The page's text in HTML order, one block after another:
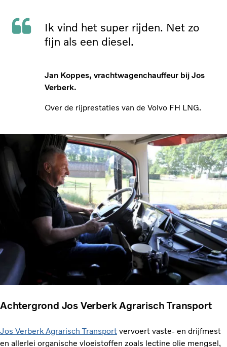
Ik vind het super rijden. Net zo
fijn als een diesel.
Jan Koppes, vrachtwagenchauffeur bij Jos
Verberk.
Over de rijprestaties van de Volvo FH LNG.
Achtergrond Jos Verberk Agrarisch Transport
Jos Verberk Agrarisch Transport vervoert vaste- en drijfmest
en allerlei organische vloeistoffen zoals lectine olie mengsel,